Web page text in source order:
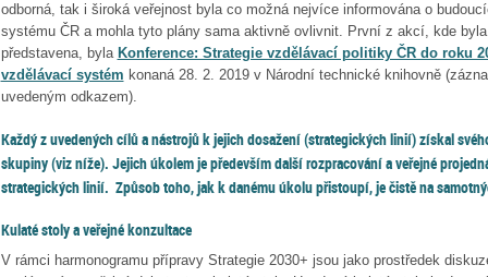
odborná, tak i široká veřejnost byla co možná nejvíce informována o
systému ČR a mohla tyto plány sama aktivně ovlivnit. První z akcí, kde
představena, byla Konference: Strategie vzdělávací politiky ČR do roku
vzdělávací systém konaná 28. 2. 2019 v Národní technické knihovně
uvedeným odkazem).
Každý z uvedených cílů a nástrojů k jejich dosažení (strategických linií) získal
skupiny (viz níže). Jejich úkolem je především další rozpracování a veřejné
strategických linií. Způsob toho, jak k danému úkolu přistoupí, je čistě na
Kulaté stoly a veřejné konzultace
V rámci harmonogramu přípravy Strategie 2030+ jsou jako prostředek